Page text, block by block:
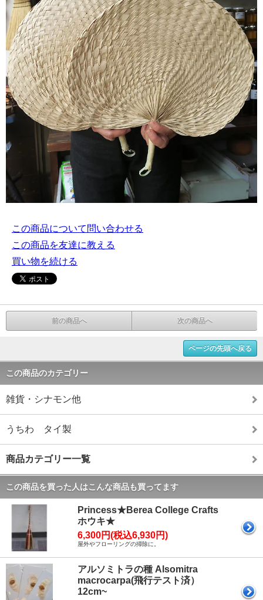
この商品について問い合わせる
この商品を友達に教える
買い物を続ける
前の商品へ 次の商品へ
ページの先頭へ戻る
この商品のカテゴリー
雑貨・シナモン他
うちわ タイ製
商品カテゴリー一覧
この商品を買った人はこんな商品も買ってます
Princess★Berea College Crafts
ホウキ★
6,300円(税込6,930円)
屋外やフローリングの掃除に。
アルソミトラの種 Alsomitra
macrocarpa(飛行テスト済）
12cm~